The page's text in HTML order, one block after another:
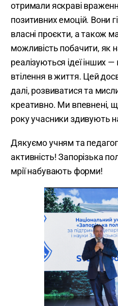
отримали яскраві
позитивних емоцій. Вони
власні проєкти, а також
можливість побачити, як
реалізуються ідеї інших
втілення в життя. Цей
далі, розвиватися та
креативно. Ми впевнені,
року учасники здивують
Дякуємо учням та
активність! Запорізька
мрії набувають форми!